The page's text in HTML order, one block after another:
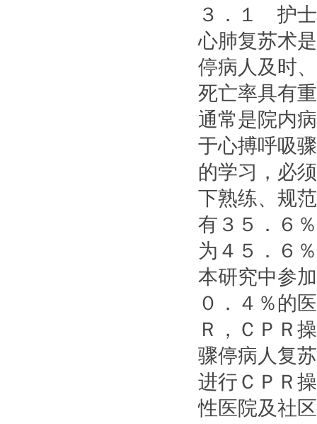
３．１ 护士
心肺复苏术
停病人及时
死亡率具有
通常是院内
于心搏呼吸
的学习，必
下熟练、规
有３５．６
为４５．６
本研究中参
０．４％的
Ｒ，ＣＰＲ
骤停病人复
进行ＣＰＲ
性医院及社